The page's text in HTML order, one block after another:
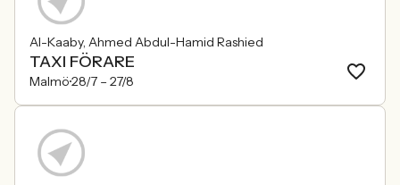
Al-Kaaby, Ahmed Abdul-Hamid Rashied
TAXI FÖRARE
Malmö28/7 – 27/8